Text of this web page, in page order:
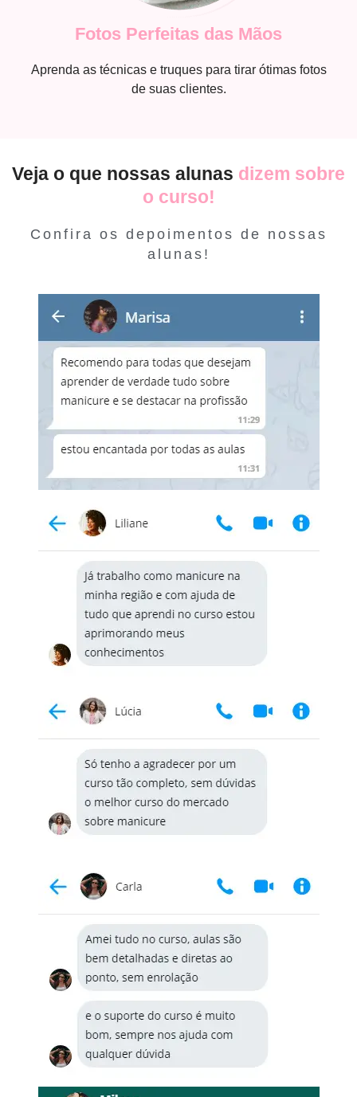
Fotos Perfeitas das Mãos
Aprenda as técnicas e truques para tirar ótimas fotos
de suas clientes.
Veja o que nossas alunas dizem sobre
o curso!
Confira os depoimentos de nossas
alunas!